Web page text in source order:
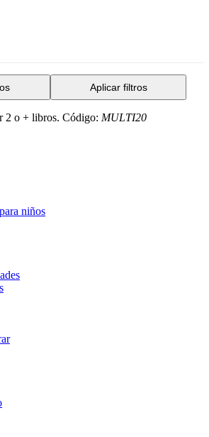
Aplicar filtros
2 o + libros. Código: MULTI20
niños